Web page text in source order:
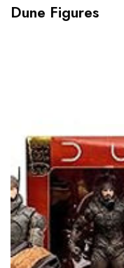
Dune Figures